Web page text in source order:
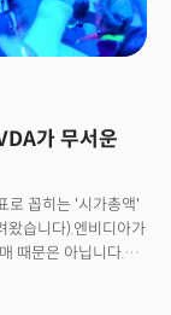
가 무서운
로 꼽히는 '시가총액'
습니다).엔비디아가
때문은 아닙니다.
소프트웨어 및
는 방식입니다. 칩을